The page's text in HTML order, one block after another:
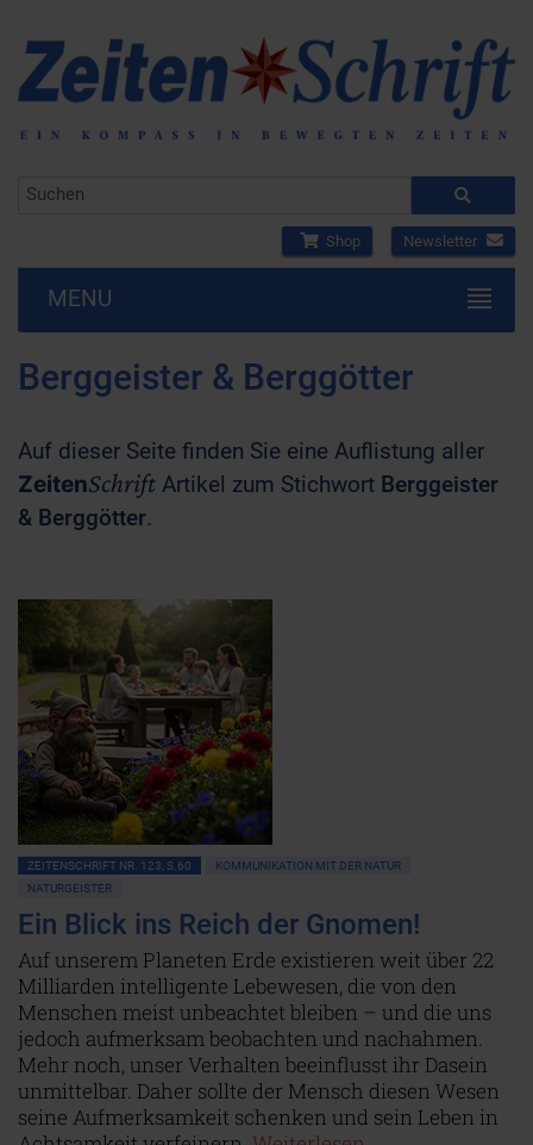
Shop Newsletter
MENU
Berggeister & Berggötter
Auf dieser Seite finden Sie eine Auflistung aller
ZeitenSchrift Artikel zum Stichwort Berggeister
& Berggötter.
ZEITENSCHRIFT NR. 123, S.60
KOMMUNIKATION MIT DER NATUR
NATURGEISTER
Ein Blick ins Reich der Gnomen!
Auf unserem Planeten Erde existieren weit über 22
Milliarden intelligente Lebewesen, die von den
Menschen meist unbeachtet bleiben – und die uns
jedoch aufmerksam beobachten und nachahmen.
Mehr noch, unser Verhalten beeinflusst ihr Dasein
unmittelbar. Daher sollte der Mensch diesen Wesen
seine Aufmerksamkeit schenken und sein Leben in